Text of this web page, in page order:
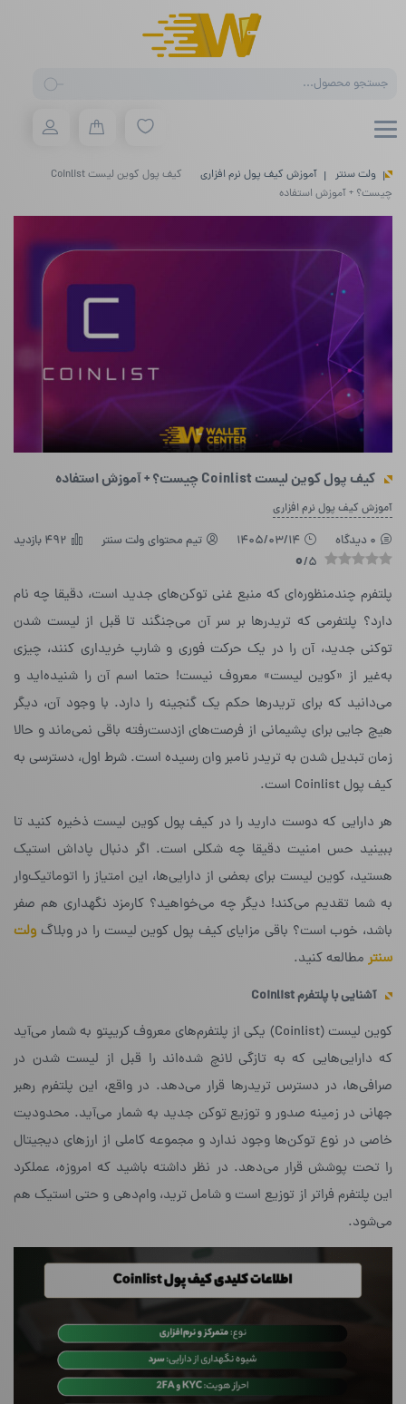
search
ولت سنتر آموزش کیف پول نرم افزاری
کیف پول کوین لیست Coinlist
چیست؟ + آموزش استفاده
کیف پول کوین لیست Coinlist چیست؟ + آموزش استفاده
آموزش کیف پول نرم افزاری
0 دیدگاه 1405/03/14 تیم محتوای ولت سنتر 492 بازدید
0/5
پلتفرم چندمنظوره‌ای که منبع غنی توکن‌های جدید است، دقیقا چه نام
دارد؟ پلتفرمی که تریدرها بر سر آن می‌جنگند تا قبل از لیست شدن
توکنی جدید، آن را در یک حرکت فوری و شارپ خریداری کنند، چیزی
به‌غیر از «کوین لیست» معروف نیست! حتما اسم آن را شنیده‌اید و
می‌دانید که برای تریدرها حکم یک گنجینه را دارد. با وجود آن، دیگر
هیچ جایی برای پشیمانی از فرصت‌های از‌دست‌رفته باقی نمی‌ماند و حالا
زمان تبدیل شدن به تریدر نامبر وان رسیده است. شرط اول، دسترسی به
کیف پول Coinlist است.
هر دارایی که دوست دارید را در کیف پول کوین لیست ذخیره کنید تا
ببینید حس امنیت دقیقا چه شکلی است. اگر دنبال پاداش استیک
هستید، کوین لیست برای بعضی از دارایی‌ها، این امتیاز را اتوماتیک‌وار
به شما تقدیم می‌کند! دیگر چه می‌خواهید؟ کارمزد نگهداری هم صفر
باشد، خوب است؟ باقی مزایای کیف پول کوین لیست را در وبلاگولت
سنتر مطالعه کنید.
آشنایی با پلتفرمCoinlist
کوین لیست (Coinlist) یکی از پلتفرم‌های معروف کریپتو به شمار می‌آید
که دارایی‌هایی که به‌ تازگی لانچ شده‌‌اند را قبل از لیست شدن در
صرافی‌ها، در دسترس تریدرها قرار می‌دهد. در واقع، این پلتفرم رهبر
جهانی در زمینه صدور و توزیع توکن جدید به شمار می‌آید. محدودیت
خاصی در نوع توکن‌ها وجود ندارد و مجموعه کاملی از ارزهای دیجیتال
را تحت پوشش قرار می‌دهد. در نظر داشته باشید که امروزه، عملکرد
این پلتفرم فراتر از توزیع است و شامل ترید، وام‌دهی و حتی استیک هم
می‌شود.